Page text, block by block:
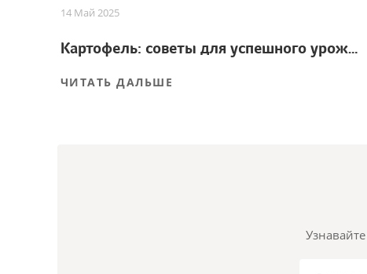
14 Май 2025
Картофель: советы для успешного урожая
ЧИТАТЬ ДАЛЬШЕ